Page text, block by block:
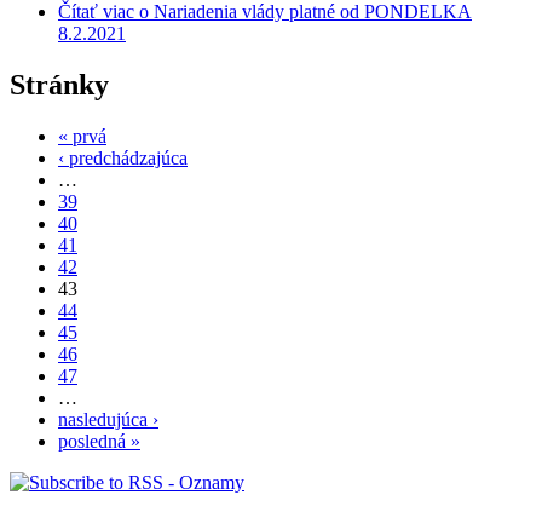
Čítať viac o Nariadenia vlády platné od PONDELKA
8.2.2021
Stránky
« prvá
‹ predchádzajúca
…
39
40
41
42
43
44
45
46
47
…
nasledujúca ›
posledná »